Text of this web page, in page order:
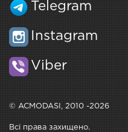
Telegram
Instagram
Viber
© ACMODASI, 2010 -2026
Всі права захищено.